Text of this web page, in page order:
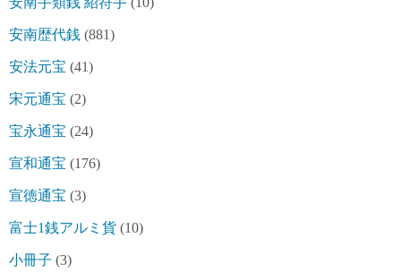
安南歴代銭 (881)
安法元宝 (41)
宋元通宝 (2)
宝永通宝 (24)
宣和通宝 (176)
宣徳通宝 (3)
富士1銭アルミ貨 (10)
小冊子 (3)